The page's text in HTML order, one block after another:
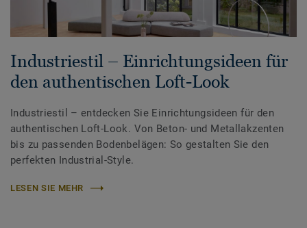
Industriestil – Einrichtungsideen für
den authentischen Loft-Look
Industriestil – entdecken Sie Einrichtungsideen für den
authentischen Loft-Look. Von Beton- und Metallakzenten
bis zu passenden Bodenbelägen: So gestalten Sie den
perfekten Industrial-Style.
LESEN SIE MEHR